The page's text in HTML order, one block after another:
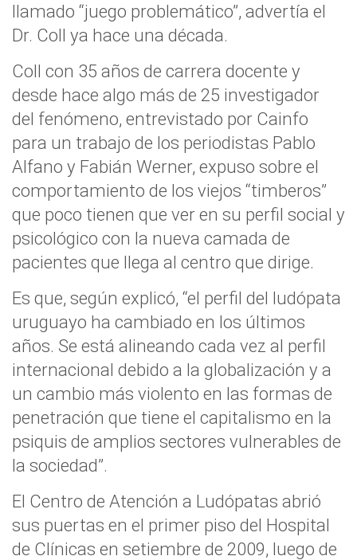
llamado “juego problemático”, advertía el
Dr. Coll ya hace una década.
Coll con 35 años de carrera docente y
desde hace algo más de 25 investigador
del fenómeno, entrevistado por Cainfo
para un trabajo de los periodistas Pablo
Alfano y Fabián Werner, expuso sobre el
comportamiento de los viejos “timberos”
que poco tienen que ver en su perfil social y
psicológico con la nueva camada de
pacientes que llega al centro que dirige.
Es que, según explicó, “el perfil del ludópata
uruguayo ha cambiado en los últimos
años. Se está alineando cada vez al perfil
internacional debido a la globalización y a
un cambio más violento en las formas de
penetración que tiene el capitalismo en la
psiquis de amplios sectores vulnerables de
la sociedad”.
El Centro de Atención a Ludópatas abrió
sus puertas en el primer piso del Hospital
de Clínicas en setiembre de 2009, luego de